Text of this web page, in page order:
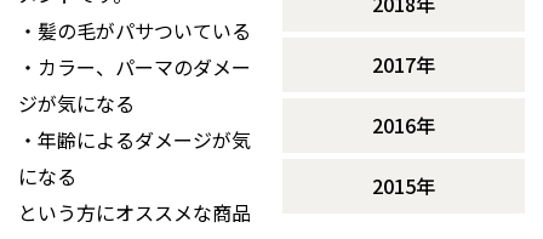
・髪の毛がパサついている
・カラー、パーマのダメー
ジが気になる
・年齢によるダメージが気
になる
という方にオススメな商品
2017年
2016年
2015年